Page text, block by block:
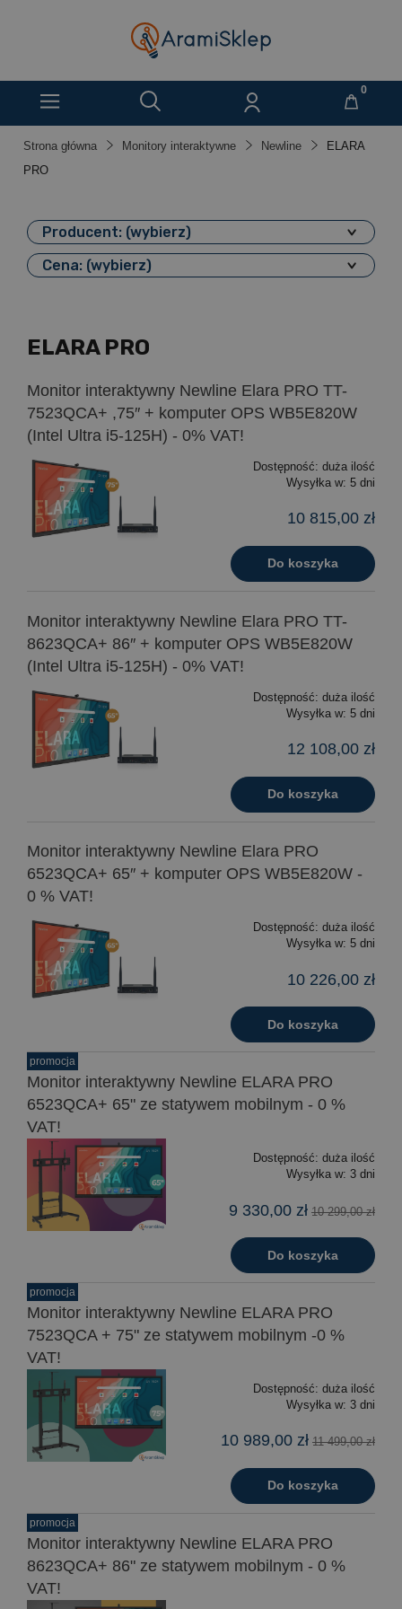
Strona główna Monitory interaktywne Newline
ELARA
PRO
Producent: (wybierz)
Cena: (wybierz)
ELARA PRO
Monitor interaktywny Newline Elara PRO TT-
7523QCA+ ,75″ + komputer OPS WB5E820W
(Intel Ultra i5-125H) - 0% VAT!
Dostępność: duża ilość
Wysyłka w: 5 dni
10 815,00 zł
Do koszyka
Monitor interaktywny Newline Elara PRO TT-
8623QCA+ 86″ + komputer OPS WB5E820W
(Intel Ultra i5-125H) - 0% VAT!
Dostępność: duża ilość
Wysyłka w: 5 dni
12 108,00 zł
Do koszyka
Monitor interaktywny Newline Elara PRO
6523QCA+ 65″ + komputer OPS WB5E820W -
0 % VAT!
Dostępność: duża ilość
Wysyłka w: 5 dni
10 226,00 zł
Do koszyka
Monitor interaktywny Newline ELARA PRO
6523QCA+ 65" ze statywem mobilnym - 0 %
VAT!
Dostępność: duża ilość
Wysyłka w: 3 dni
9 330,00 zł 10 299,00 zł
Do koszyka
promocja
Monitor interaktywny Newline ELARA PRO
7523QCA + 75" ze statywem mobilnym -0 %
VAT!
Dostępność: duża ilość
Wysyłka w: 3 dni
10 989,00 zł 11 499,00 zł
Do koszyka
promocja
Monitor interaktywny Newline ELARA PRO
8623QCA+ 86" ze statywem mobilnym - 0 %
VAT!
promocja